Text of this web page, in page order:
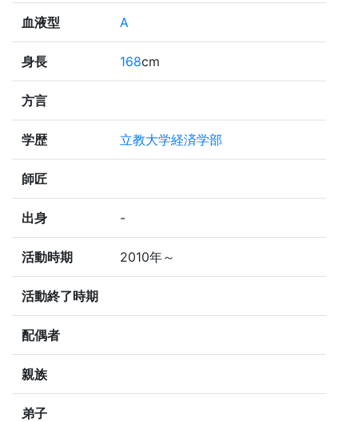
血液型 A
身長 168cm
方言
学歴 立教大学経済学部
師匠
出身 -
活動時期 2010年～
活動終了時期
配偶者
親族
弟子